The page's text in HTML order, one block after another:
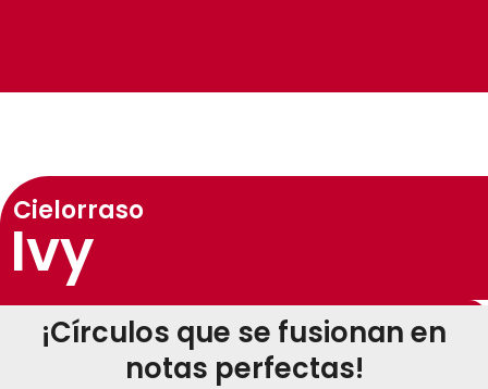
Cielorraso
Ivy
¡Círculos que se fusionan en
notas perfectas!